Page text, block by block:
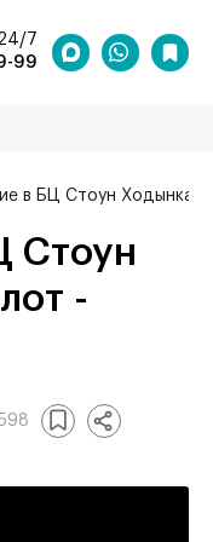
99
24/7
в БЦ Стоун Ходынка,
-